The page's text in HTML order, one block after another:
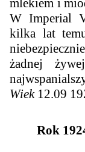
mlekiem i
W Imperial
kilka lat
żadnej
Wiek12.09
Rok